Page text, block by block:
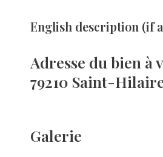
English description (if
Adresse du bien à
79210 Saint-
Galerie